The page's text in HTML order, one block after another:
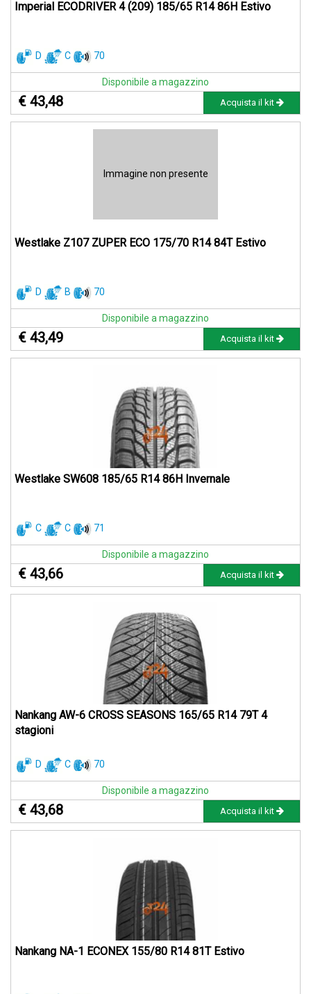
Imperial ECODRIVER 4 (209) 185/65 R14 86H Estivo
D C 70
Disponibile a magazzino
€ 43,48 Acquista il kit
Immagine non presente
Westlake Z107 ZUPER ECO 175/70 R14 84T Estivo
D B 70
Disponibile a magazzino
€ 43,49 Acquista il kit
Westlake SW608 185/65 R14 86H Invernale
C C 71
Disponibile a magazzino
€ 43,66 Acquista il kit
Nankang AW-6 CROSS SEASONS 165/65 R14 79T 4
stagioni
D C 70
Disponibile a magazzino
€ 43,68 Acquista il kit
Nankang NA-1 ECONEX 155/80 R14 81T Estivo